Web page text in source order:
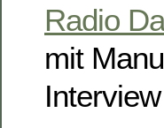
Radio
mit